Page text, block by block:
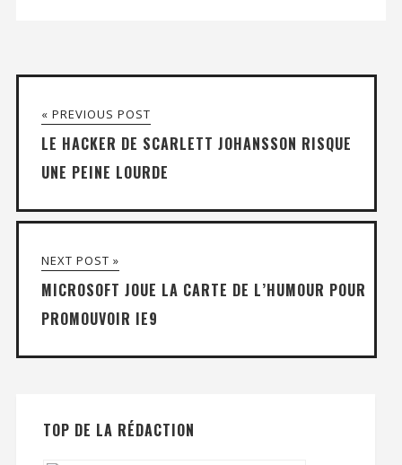
« PREVIOUS POST
LE HACKER DE SCARLETT JOHANSSON RISQUE
UNE PEINE LOURDE
NEXT POST »
MICROSOFT JOUE LA CARTE DE L’HUMOUR POUR
PROMOUVOIR IE9
TOP DE LA RÉDACTION